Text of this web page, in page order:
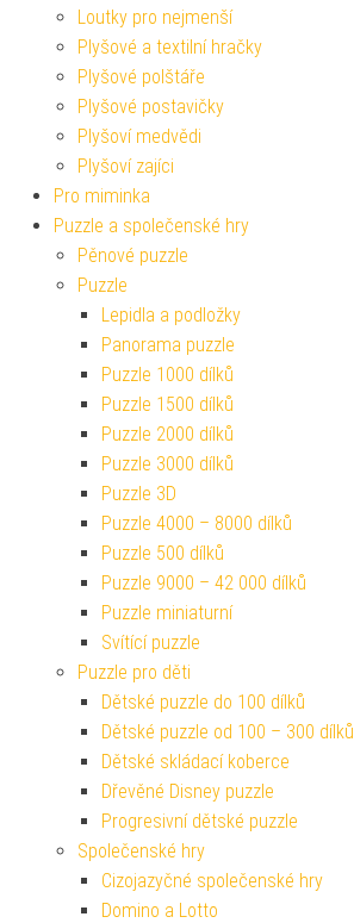
Loutky pro nejmenší
Plyšové a textilní hračky
Plyšové polštáře
Plyšové postavičky
Plyšoví medvědi
Plyšoví zajíci
Pro miminka
Puzzle a společenské hry
Pěnové puzzle
Puzzle
Lepidla a podložky
Panorama puzzle
Puzzle 1000 dílků
Puzzle 1500 dílků
Puzzle 2000 dílků
Puzzle 3000 dílků
Puzzle 3D
Puzzle 4000 – 8000 dílků
Puzzle 500 dílků
Puzzle 9000 – 42 000 dílků
Puzzle miniaturní
Svítící puzzle
Puzzle pro děti
Dětské puzzle do 100 dílků
Dětské puzzle od 100 – 300 dílků
Dětské skládací koberce
Dřevěné Disney puzzle
Progresivní dětské puzzle
Společenské hry
Cizojazyčné společenské hry
Domino a Lotto